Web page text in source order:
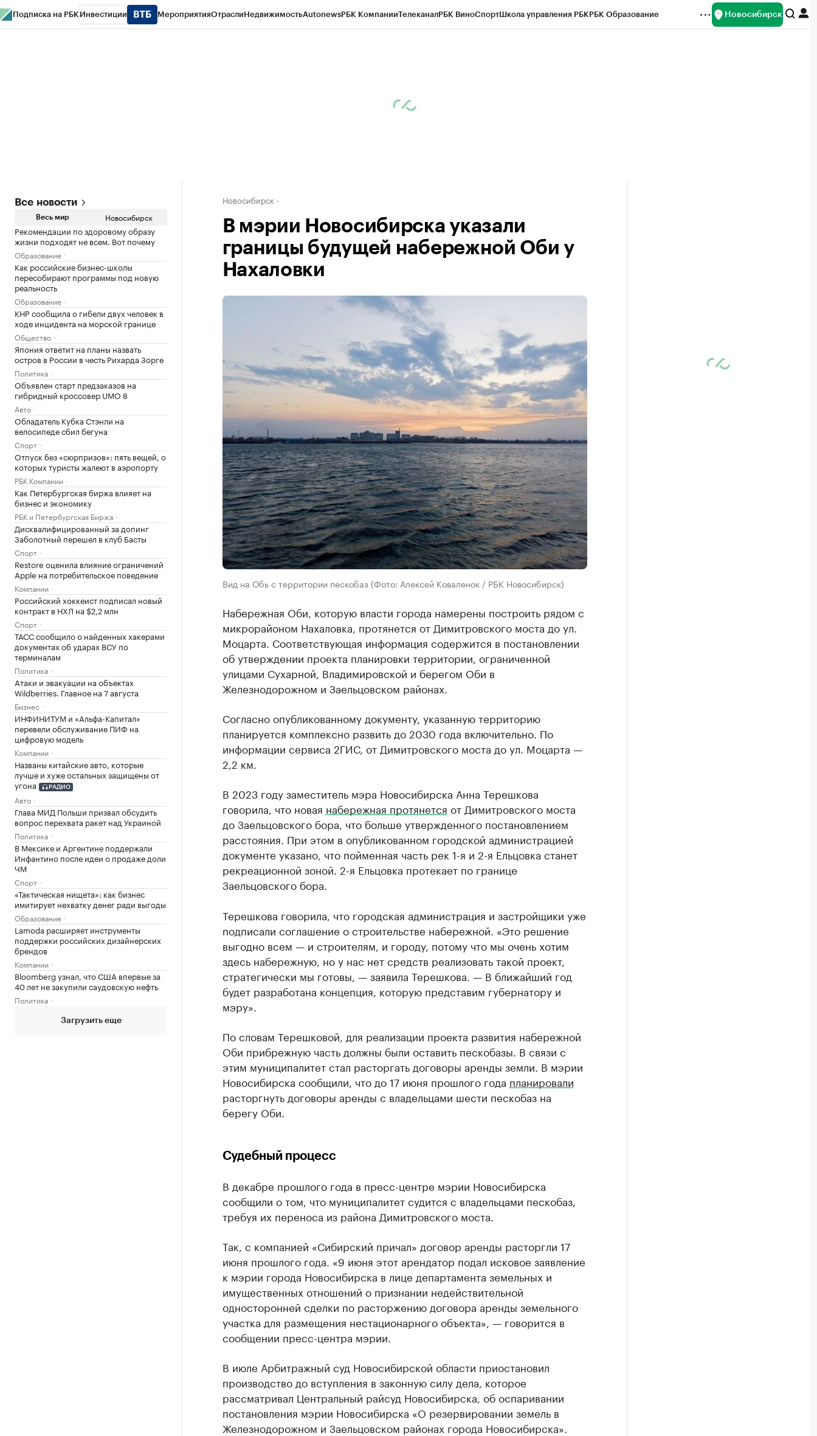
Подписка на РБК Инвестиции МероприятияОтраслиНедвижимостьAutonewsРБК КомпанииТелеканалРБК ВиноСпортШкола управления РБКРБК Образование Новосибирск
Все новости
Весь мир Новосибирск
Рекомендации по здоровому образу
жизни подходят не всем. Вот почему
Образование
Как российские бизнес-школы
пересобирают программы под новую
реальность
Образование
КНР сообщила о гибели двух человек в
ходе инцидента на морской границе
Общество
Япония ответит на планы назвать
остров в России в честь Рихарда Зорге
Политика
Объявлен старт предзаказов на
гибридный кроссовер UMO 8
Авто
Обладатель Кубка Стэнли на
велосипеде сбил бегуна
Спорт
Отпуск без «сюрпризов»: пять вещей, о
которых туристы жалеют в аэропорту
РБК Компании
Как Петербургская биржа влияет на
бизнес и экономику
РБК и Петербургская Биржа
Дисквалифицированный за допинг
Заболотный перешел в клуб Басты
Спорт
Restore оценила влияние ограничений
Apple на потребительское поведение
Компании
Российский хоккеист подписал новый
контракт в НХЛ на $2,2 млн
Спорт
ТАСС сообщило о найденных хакерами
документах об ударах ВСУ по
терминалам
Политика
Атаки и эвакуации на объектах
Wildberries. Главное на 7 августа
Бизнес
ИНФИНИТУМ и «Альфа-Капитал»
перевели обслуживание ПИФ на
цифровую модель
Компании
Названы китайские авто, которые
лучше и хуже остальных защищены от
угона
РАДИО
Авто
Глава МИД Польши призвал обсудить
вопрос перехвата ракет над Украиной
Политика
В Мексике и Аргентине поддержали
Инфантино после идеи о продаже доли
ЧМ
Спорт
«Тактическая нищета»: как бизнес
имитирует нехватку денег ради выгоды
Образование
Lamoda расширяет инструменты
поддержки российских дизайнерских
брендов
Компании
Bloomberg узнал, что США впервые за
40 лет не закупили саудовскую нефть
Политика
Загрузить еще
Новосибирск
В мэрии Новосибирска указали
границы будущей набережной Оби у
Нахаловки
Вид на Обь с территории пескобаз (Фото: Алексей Коваленок / РБК Новосибирск)
Набережная Оби, которую власти города намерены построить рядом с
микрорайоном Нахаловка, протянется от Димитровского моста до ул.
Моцарта. Соответствующая информация содержится в постановлении
об утверждении проекта планировки территории, ограниченной
улицами Сухарной, Владимировской и берегом Оби в
Железнодорожном и Заельцовском районах.
Согласно опубликованному документу, указанную территорию
планируется комплексно развить до 2030 года включительно. По
информации сервиса 2ГИС, от Димитровского моста до ул. Моцарта —
2,2 км.
В 2023 году заместитель мэра Новосибирска Анна Терешкова
говорила, что новая набережная протянется от Димитровского моста
до Заельцовского бора, что больше утвержденного постановлением
расстояния. При этом в опубликованном городской администрацией
документе указано, что пойменная часть рек 1-я и 2-я Ельцовка станет
рекреационной зоной. 2-я Ельцовка протекает по границе
Заельцовского бора.
Терешкова говорила, что городская администрация и застройщики уже
подписали соглашение о строительстве набережной. «Это решение
выгодно всем — и строителям, и городу, потому что мы очень хотим
здесь набережную, но у нас нет средств реализовать такой проект,
стратегически мы готовы, — заявила Терешкова. — В ближайший год
будет разработана концепция, которую представим губернатору и
мэру».
По словам Терешковой, для реализации проекта развития набережной
Оби прибрежную часть должны были оставить пескобазы. В связи с
этим муниципалитет стал расторгать договоры аренды земли. В мэрии
Новосибирска сообщили, что до 17 июня прошлого года планировали
расторгнуть договоры аренды с владельцами шести пескобаз на
берегу Оби.
Судебный процесс
В декабре прошлого года в пресс-центре мэрии Новосибирска
сообщили о том, что муниципалитет судится с владельцами пескобаз,
требуя их переноса из района Димитровского моста.
Так, с компанией «Сибирский причал» договор аренды расторгли 17
июня прошлого года. «9 июня этот арендатор подал исковое заявление
к мэрии города Новосибирска в лице департамента земельных и
имущественных отношений о признании недействительной
односторонней сделки по расторжению договора аренды земельного
участка для размещения нестационарного объекта», — говорится в
сообщении пресс-центра мэрии.
В июле Арбитражный суд Новосибирской области приостановил
производство до вступления в законную силу дела, которое
рассматривал Центральный райсуд Новосибирска, об оспаривании
постановления мэрии Новосибирска «О резервировании земель в
Железнодорожном и Заельцовском районах города Новосибирска».